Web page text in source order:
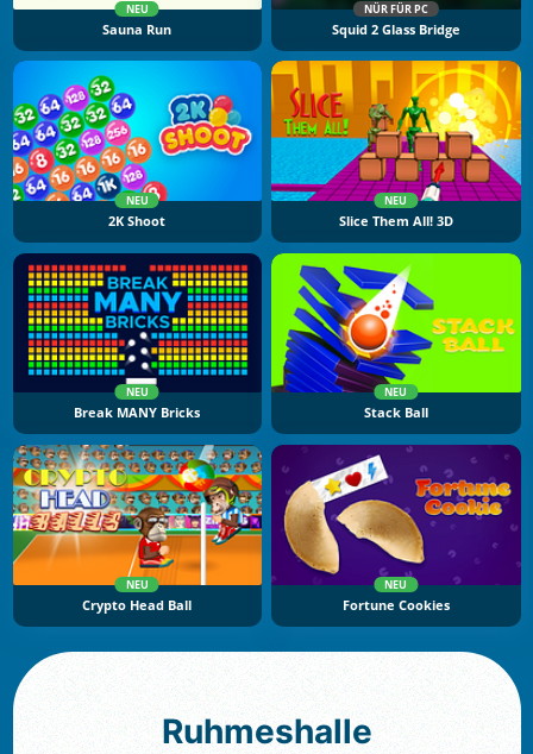
NEU
Sauna Run
NÜR FÜR PC
Squid 2 Glass Bridge
NEU
2K Shoot
NEU
Slice Them All! 3D
NEU
Break MANY Bricks
NEU
Stack Ball
NEU
Crypto Head Ball
NEU
Fortune Cookies
Ruhmeshalle